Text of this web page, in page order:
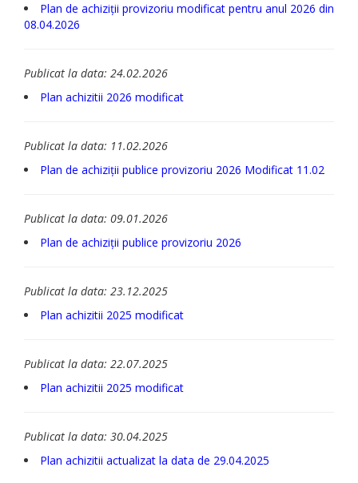
Plan de achiziții provizoriu modificat pentru anul 2026 din
08.04.2026
Publicat la data: 24.02.2026
Plan achizitii 2026 modificat
Publicat la data: 11.02.2026
Plan de achiziții publice provizoriu 2026 Modificat 11.02
Publicat la data: 09.01.2026
Plan de achiziții publice provizoriu 2026
Publicat la data: 23.12.2025
Plan achizitii 2025 modificat
Publicat la data: 22.07.2025
Plan achizitii 2025 modificat
Publicat la data: 30.04.2025
Plan achizitii actualizat la data de 29.04.2025